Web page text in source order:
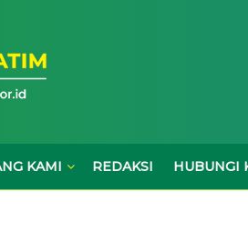
KAMI REDAKSI HUBUNGI